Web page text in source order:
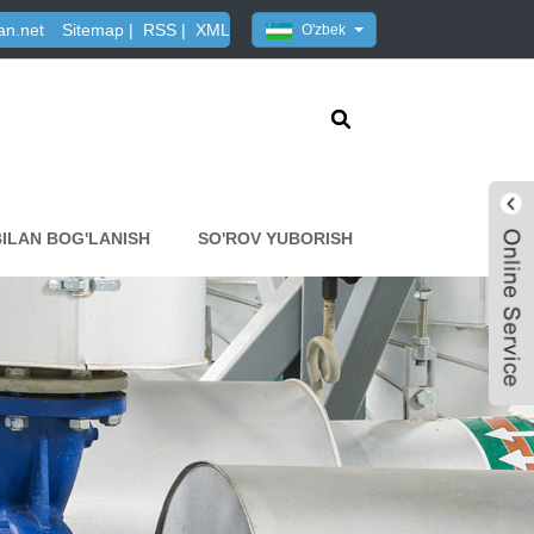
O'zbek
Sitemap | RSS | XML
BOG'LANISH SO'ROV YUBORISH